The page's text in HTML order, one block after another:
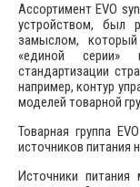
Ассортимент EVO
устройством, был
замыслом,
«единой
стандартизации
например, контур
моделей товарной
Товарная группа
источников питания
Источники